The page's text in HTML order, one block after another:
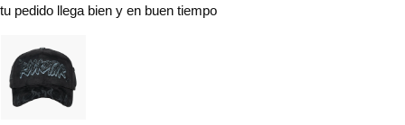
tu pedido llega bien y en buen tiempo